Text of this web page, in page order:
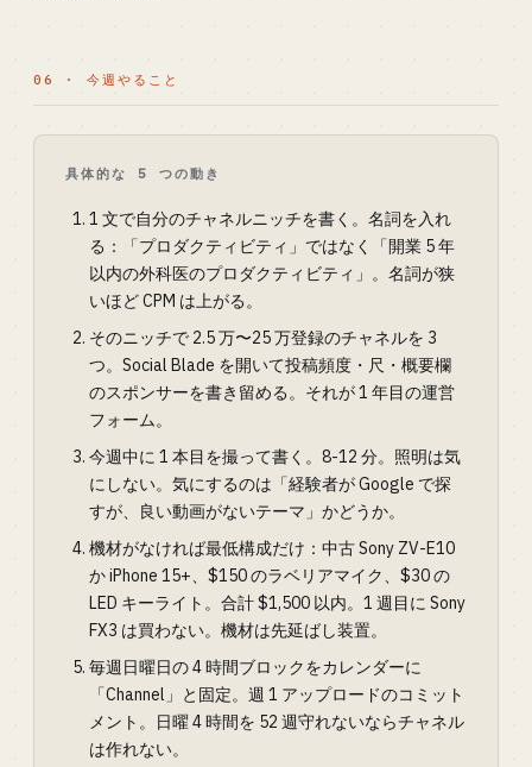
06 · 今週やること
具体的な 5 つの動き
1 文で自分のチャネルニッチを書く。名詞を入れ
る：「プロダクティビティ」ではなく「開業 5 年
以内の外科医のプロダクティビティ」。名詞が狭
いほど CPM は上がる。
そのニッチで 2.5 万〜25 万登録のチャネルを 3
つ。Social Blade を開いて投稿頻度・尺・概要欄
のスポンサーを書き留める。それが 1 年目の運営
フォーム。
今週中に 1 本目を撮って書く。8-12 分。照明は気
にしない。気にするのは「経験者が Google で探
すが、良い動画がないテーマ」かどうか。
機材がなければ最低構成だけ：中古 Sony ZV-E10
か iPhone 15+、$150 のラベリアマイク、$30 の
LED キーライト。合計 $1,500 以内。1 週目に Sony
FX3 は買わない。機材は先延ばし装置。
毎週日曜日の 4 時間ブロックをカレンダーに
「Channel」と固定。週 1 アップロードのコミット
メント。日曜 4 時間を 52 週守れないならチャネル
は作れない。